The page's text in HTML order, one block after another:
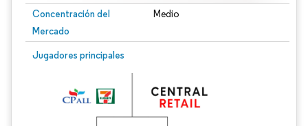
Concentración del
Mercado
Medio
Jugadores principales
Imagen © Mordor Intelligence. El uso requiere atribución según CC BY 4.0.